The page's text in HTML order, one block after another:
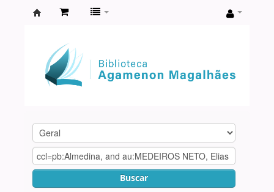
Agamenon
Magalhães
Buscar